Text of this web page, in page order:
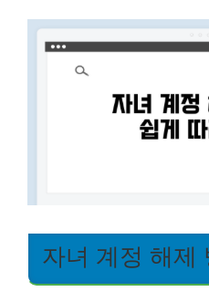
자녀 계정 해제